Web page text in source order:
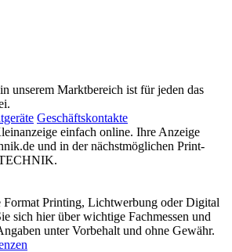
unserem Marktbereich ist für jeden das
Geschäftskontakte
einfach online. Ihre Anzeige
und in der nächstmöglichen Print-
Printing, Lichtwerbung oder Digital
sich hier über wichtige Fachmessen und
unter Vorbehalt und ohne Gewähr.